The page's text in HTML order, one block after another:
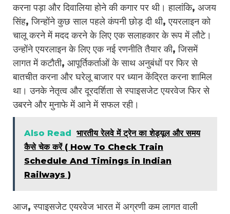
करना पड़ा और दिवालिया होने की कगार पर थी। हालांकि, अजय
सिंह, जिन्होंने कुछ साल पहले कंपनी छोड़ दी थी, एयरलाइन को
चालू करने में मदद करने के लिए एक सलाहकार के रूप में लौटे।
उन्होंने एयरलाइन के लिए एक नई रणनीति तैयार की, जिसमें
लागत में कटौती, आपूर्तिकर्ताओं के साथ अनुबंधों पर फिर से
बातचीत करना और घरेलू बाजार पर ध्यान केंद्रित करना शामिल
था। उनके नेतृत्व और दूरदर्शिता से स्पाइसजेट एयरवेज फिर से
उबरने और मुनाफे में आने में सफल रही।
Also Read भारतीय रेलवे में ट्रेन का शेड्यूल और समय
कैसे चेक करें ( How To Check Train
Schedule And Timings in Indian
Railways )
आज, स्पाइसजेट एयरवेज भारत में अग्रणी कम लागत वाली